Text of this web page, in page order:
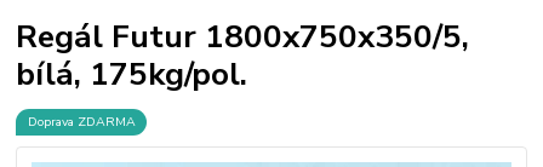
Regál Futur 1800x750x350/5,
bílá, 175kg/pol.
Doprava ZDARMA